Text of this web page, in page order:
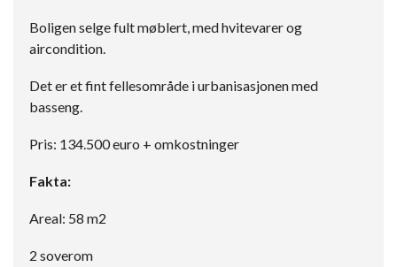
Boligen selge fult møblert, med hvitevarer og
aircondition.
Det er et fint fellesområde i urbanisasjonen med
basseng.
Pris: 134.500 euro + omkostninger
Fakta:
Areal: 58 m2
2 soverom